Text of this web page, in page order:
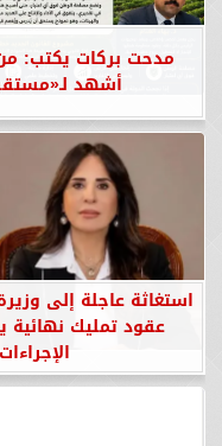
مدحت بركات يكتب:
أشهد
استغاثة عاجلة إلى
عقود تمليك نهائية